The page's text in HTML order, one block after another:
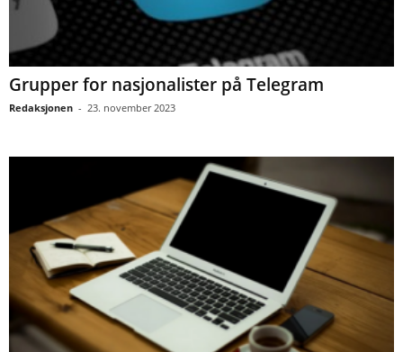
Grupper for nasjonalister på Telegram
Redaksjonen - 23. november 2023